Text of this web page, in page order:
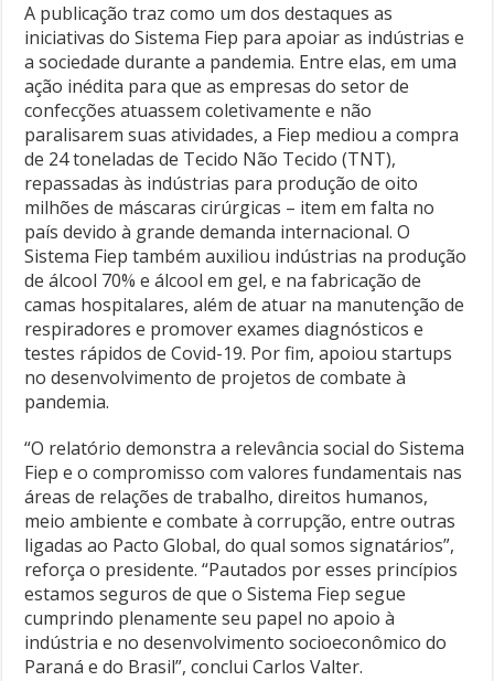
A publicação traz como um dos destaques as
iniciativas do Sistema Fiep para apoiar as indústrias e
a sociedade durante a pandemia. Entre elas, em uma
ação inédita para que as empresas do setor de
confecções atuassem coletivamente e não
paralisarem suas atividades, a Fiep mediou a compra
de 24 toneladas de Tecido Não Tecido (TNT),
repassadas às indústrias para produção de oito
milhões de máscaras cirúrgicas – item em falta no
país devido à grande demanda internacional. O
Sistema Fiep também auxiliou indústrias na produção
de álcool 70% e álcool em gel, e na fabricação de
camas hospitalares, além de atuar na manutenção de
respiradores e promover exames diagnósticos e
testes rápidos de Covid-19. Por fim, apoiou startups
no desenvolvimento de projetos de combate à
pandemia.
“O relatório demonstra a relevância social do Sistema
Fiep e o compromisso com valores fundamentais nas
áreas de relações de trabalho, direitos humanos,
meio ambiente e combate à corrupção, entre outras
ligadas ao Pacto Global, do qual somos signatários”,
reforça o presidente. “Pautados por esses princípios
estamos seguros de que o Sistema Fiep segue
cumprindo plenamente seu papel no apoio à
indústria e no desenvolvimento socioeconômico do
Paraná e do Brasil”, conclui Carlos Valter.